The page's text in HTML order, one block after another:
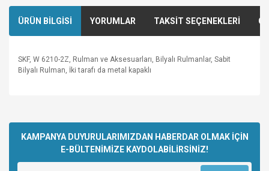
ÜRÜN BİLGİSİ YORUMLAR TAKSİT SEÇENEKLERİ
SKF, W 6210-2Z, Rulman ve Aksesuarları, Bilyalı Rulmanlar, Sabit
Bilyalı Rulman, İki tarafı da metal kapaklı
Yorum Yaz
kullanarak tarafımıza iletebilirsiniz.
Görüş ve önerileriniz için teşekkür ederiz.
Ürün resmi kalitesiz, bozuk veya görüntülenemiyor.
KAMPANYA DUYURULARIMIZDAN HABERDAR OLMAK İÇİN
E-BÜLTENİMİZE KAYDOLABİLİRSİNİZ!